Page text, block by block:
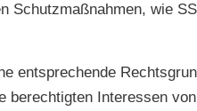
wie
entsprechende
berechtigten Interessen